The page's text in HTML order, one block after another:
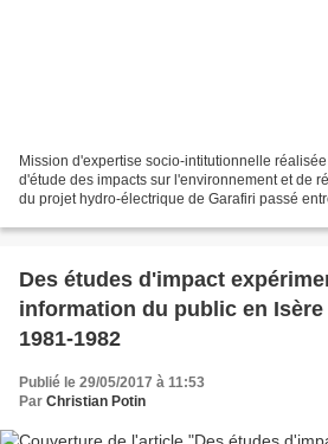
Mission d'expertise socio-intitutionnelle
d'étude des impacts sur l'environnement et de
du projet hydro-électrique de Garafiri passé
Des études d'impact
information du public en
1981-1982
Publié le 29/05/2017 à 11:53
Par Christian Potin